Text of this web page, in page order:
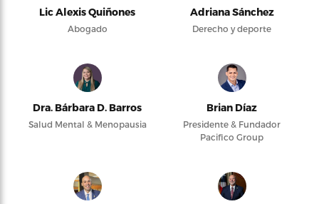
Lic Alexis Quiñones
Abogado
Adriana Sánchez
Derecho y deporte
Dra. Bárbara D. Barros
Salud Mental & Menopausia
Brian Díaz
Presidente & Fundador
Pacifico Group